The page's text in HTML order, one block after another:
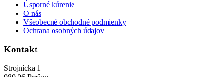
Úsporné kúrenie
O nás
Všeobecné obchodné podmienky
Ochrana osobných údajov
Kontakt
Strojnícka 1